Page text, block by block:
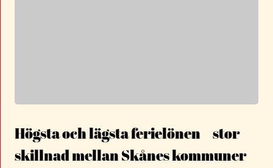
Högsta och lägsta ferielönen – stor
skillnad mellan Skånes kommuner